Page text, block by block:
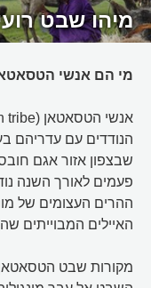
מיהו שבט
מי הם אנשי
הנודדים עם עדריהם
פעמים לאורך השנה
ההרים העצומים של
האיילים המבוייתים
מקורות שבט הטסאטאן